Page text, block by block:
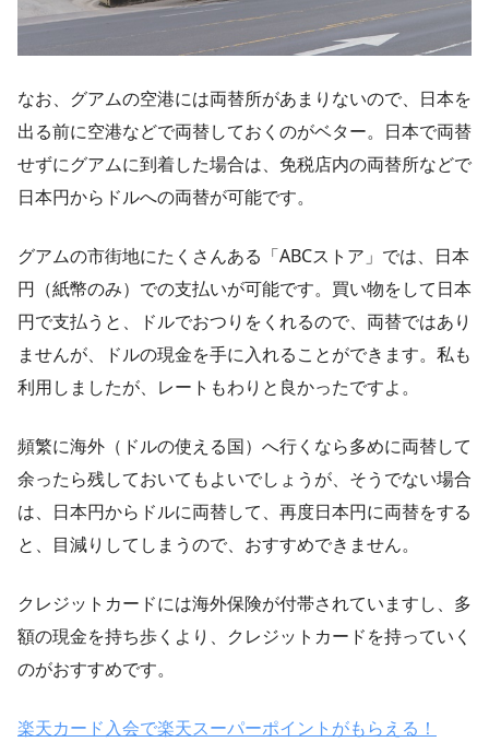
なお、グアムの空港には両替所があまりないので、日本を
出る前に空港などで両替しておくのがベター。日本で両替
せずにグアムに到着した場合は、免税店内の両替所などで
日本円からドルへの両替が可能です。
グアムの市街地にたくさんある「ABCストア」では、日本
円（紙幣のみ）での支払いが可能です。買い物をして日本
円で支払うと、ドルでおつりをくれるので、両替ではあり
ませんが、ドルの現金を手に入れることができます。私も
利用しましたが、レートもわりと良かったですよ。
頻繁に海外（ドルの使える国）へ行くなら多めに両替して
余ったら残しておいてもよいでしょうが、そうでない場合
は、日本円からドルに両替して、再度日本円に両替をする
と、目減りしてしまうので、おすすめできません。
クレジットカードには海外保険が付帯されていますし、多
額の現金を持ち歩くより、クレジットカードを持っていく
のがおすすめです。
楽天カード入会で楽天スーパーポイントがもらえる！